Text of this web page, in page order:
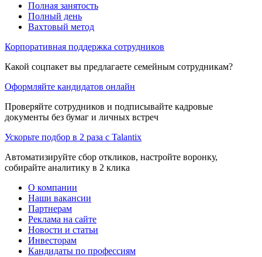
Полная занятость
Полный день
Вахтовый метод
Корпоративная поддержка сотрудников
Какой соцпакет вы предлагаете семейным сотрудникам?
Оформляйте кандидатов онлайн
Проверяйте сотрудников и подписывайте кадровые
документы без бумаг и личных встреч
Ускорьте подбор в 2 раза с Talantix
Автоматизируйте сбор откликов, настройте воронку,
собирайте аналитику в 2 клика
О компании
Наши вакансии
Партнерам
Реклама на сайте
Новости и статьи
Инвесторам
Кандидаты по профессиям